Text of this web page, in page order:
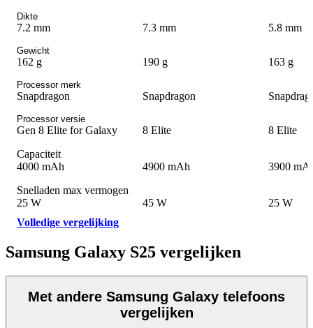
Dikte
7.2 mm 7.3 mm 5.8 mm
Gewicht
162 g 190 g 163 g
Processor merk
Snapdragon Snapdragon
Processor versie
Gen 8 Elite for Galaxy 8 Elite
8 Elite
Capaciteit
4000 mAh
4900 mAh
3900
Snelladen max vermogen
25 W
45 W
25 W
Volledige vergelijking
Samsung Galaxy S25 vergelijken
Met andere Samsung Galaxy telefoons
vergelijken